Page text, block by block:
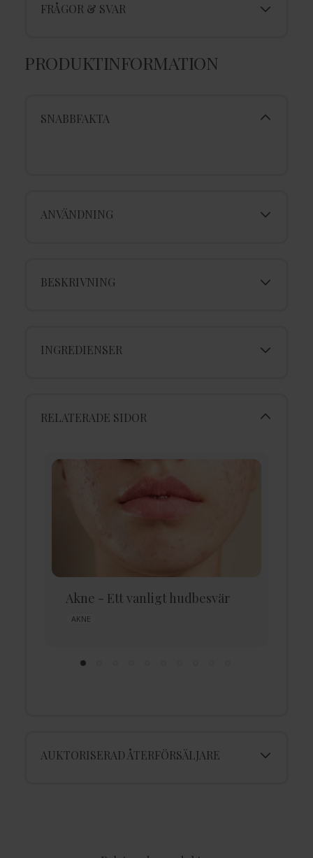
FRÅGOR & SVAR
PRODUKTINFORMATION
SNABBFAKTA
ANVÄNDNING
BESKRIVNING
INGREDIENSER
RELATERADE SIDOR
Akne - Ett vanligt hudbesvär
AKNE
AUKTORISERAD ÅTERFÖRSÄLJARE